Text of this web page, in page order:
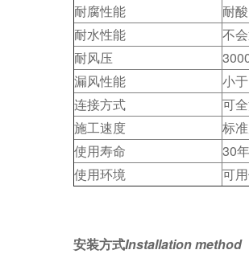
耐腐性能
耐
耐水性能
不
耐风压
漏风性能
小
连接方式
可
施工速度
标
使用寿命
30
使用环境
可
安装方式Installation method